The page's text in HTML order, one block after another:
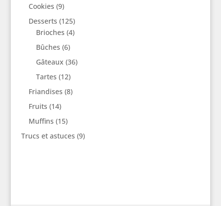
Cookies (9)
Desserts (125)
Brioches (4)
Bûches (6)
Gâteaux (36)
Tartes (12)
Friandises (8)
Fruits (14)
Muffins (15)
Trucs et astuces (9)